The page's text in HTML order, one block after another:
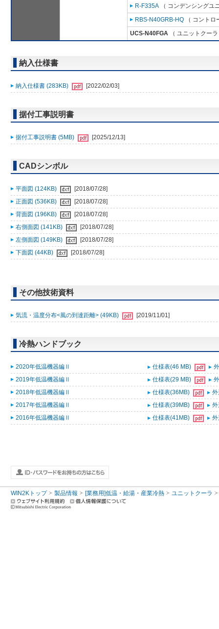
R-F335A （ コンデンシングユ
RBS-N40GRB-HQ （ コント
UCS-N40FGA （ ユニットクー
納入仕様書
納入仕様書 (283KB) [2022/02/03]
据付工事説明書
据付工事説明書 (5MB) [2025/12/13]
CADシンボル
平面図 (124KB)
[2018/07/28]
正面図 (536KB)
[2018/07/28]
背面図 (196KB)
[2018/07/28]
右側面図 (141KB)
[2018/07/28]
左側面図 (149KB)
[2018/07/28]
下面図 (44KB)
[2018/07/28]
その他技術資料
気流・温度分布<風の到達距離> (49KB) [2019/11/01]
冷熱ハンドブック
2020年低温機器編Ⅱ 仕様表(46 MB)
2019年低温機器編Ⅱ
仕様表(29 MB)
2018年低温機器編Ⅱ
仕様表(36MB)
2017年低温機器編Ⅱ
仕様表(39MB)
2016年低温機器編Ⅱ
仕様表(41MB)
WIN2Kトップ 製品情報 [業務用]低温・給湯・産業冷熱 ユニットクーラ